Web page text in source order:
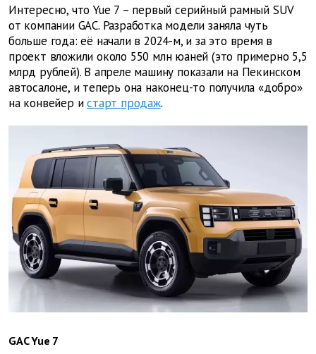
Интересно, что Yue 7 – первый серийный рамный SUV
от компании GAC. Разработка модели заняла чуть
больше года: её начали в 2024-м, и за это время в
проект вложили около 550 млн юаней (это примерно 5,5
млрд рублей). В апреле машину показали на Пекинском
автосалоне, и теперь она наконец-то получила «добро»
на конвейер и старт продаж.
GAC Yue 7